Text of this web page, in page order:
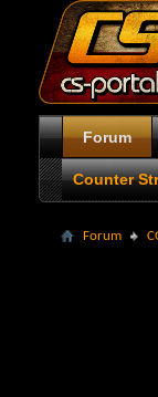
Forum
Counter
Forum